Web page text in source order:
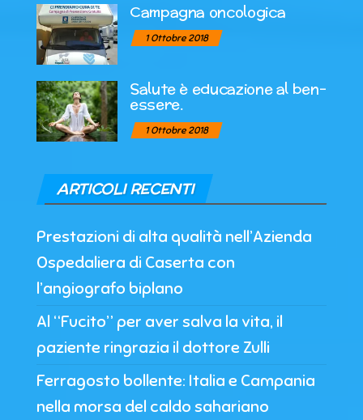
Campagna oncologica
1 Ottobre 2018
Salute è educazione al ben-
essere.
1 Ottobre 2018
ARTICOLI RECENTI
Prestazioni di alta qualità nell’Azienda
Ospedaliera di Caserta con
l’angiografo biplano
Al “Fucito” per aver salva la vita, il
paziente ringrazia il dottore Zulli
Ferragosto bollente: Italia e Campania
nella morsa del caldo sahariano